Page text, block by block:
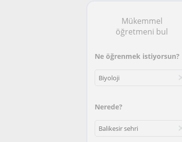
Mükemmel
öğretmeni bul
Ne öğrenmek istiyorsun?
Nerede?